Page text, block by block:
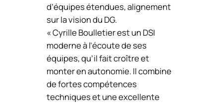
d’équipes étendues, alignement
sur la vision du DG.
« Cyrille Boulletier est un DSI
moderne à l’écoute de ses
équipes, qu’il fait croître et
monter en autonomie. Il combine
de fortes compétences
techniques et une excellente